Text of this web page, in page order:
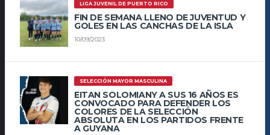
LIGA JUVENIL DE PUERTO RICO
FIN DE SEMANA LLENO DE JUVENTUD Y
GOLES EN LAS CANCHAS DE LA ISLA
10/09/2023
SELECCIÓN MAYOR MASCULINA
EITAN SOLOMIANY A SUS 16 AÑOS ES
CONVOCADO PARA DEFENDER LOS
COLORES DE LA SELECCIÓN
ABSOLUTA EN LOS PARTIDOS FRENTE
A GUYANA